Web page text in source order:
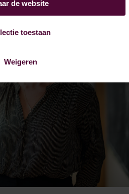
de website
toestaan
Weigeren